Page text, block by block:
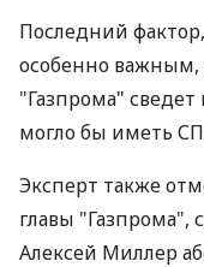
Последний
особенно важным,
"Газпрома"
могло бы иметь
Эксперт также
главы "Газпрома",
Алексей Миллер